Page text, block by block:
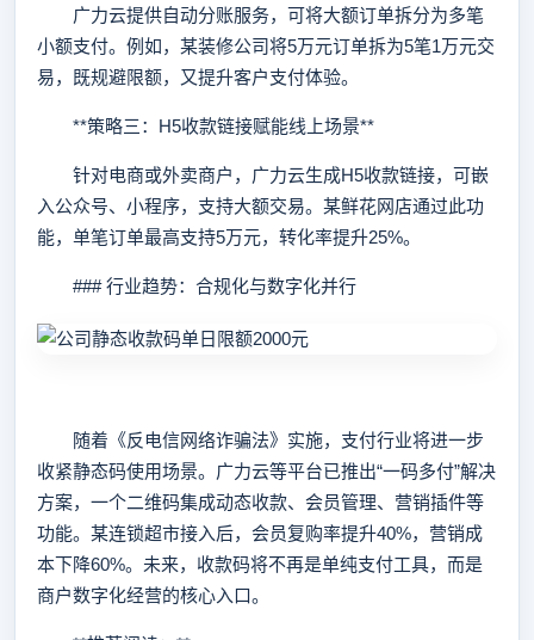
广力云提供自动分账服务，可将大额订单拆分为多笔
小额支付。例如，某装修公司将5万元订单拆为5笔1万元交
易，既规避限额，又提升客户支付体验。
**策略三：H5收款链接赋能线上场景**
针对电商或外卖商户，广力云生成H5收款链接，可嵌
入公众号、小程序，支持大额交易。某鲜花网店通过此功
能，单笔订单最高支持5万元，转化率提升25%。
### 行业趋势：合规化与数字化并行
随着《反电信网络诈骗法》实施，支付行业将进一步
收紧静态码使用场景。广力云等平台已推出“一码多付”解决
方案，一个二维码集成动态收款、会员管理、营销插件等
功能。某连锁超市接入后，会员复购率提升40%，营销成
本下降60%。未来，收款码将不再是单纯支付工具，而是
商户数字化经营的核心入口。